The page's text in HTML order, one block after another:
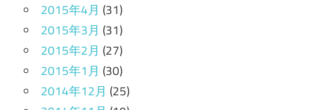
2015年4月 (31)
2015年3月 (31)
2015年2月 (27)
2015年1月 (30)
2014年12月 (25)